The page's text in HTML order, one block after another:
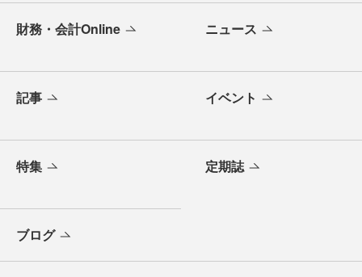
財務・会計Online ニュース
記事 イベント
特集 定期誌
ブログ